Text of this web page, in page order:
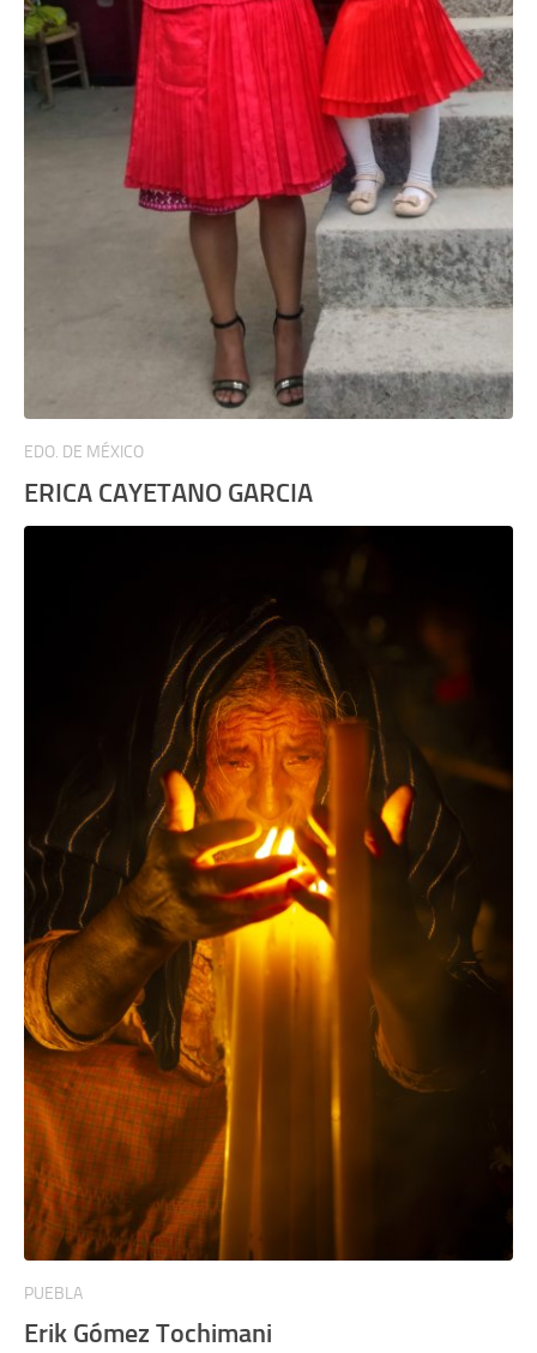
EDO. DE MÉXICO
ERICA CAYETANO GARCIA
PUEBLA
Erik Gómez Tochimani